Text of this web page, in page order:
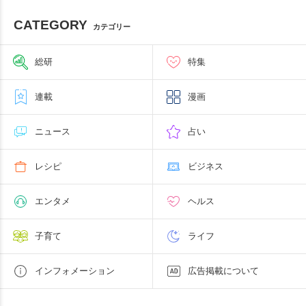
CATEGORY カテゴリー
総研 特集
連載 漫画
ニュース 占い
レシピ ビジネス
エンタメ ヘルス
子育て ライフ
インフォメーション 広告掲載について